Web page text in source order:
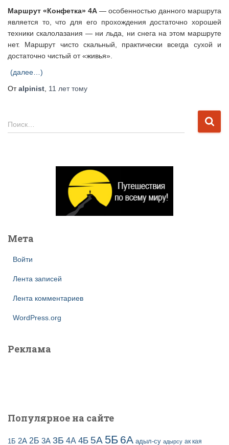
Маршрут «Конфетка» 4А — особенностью данного маршрута
является то, что для его прохождения достаточно хорошей
техники скалолазания — ни льда, ни снега на этом маршруте
нет. Маршрут чисто скальный, практически всегда сухой и
достаточно чистый от «живья».
(далее…)
Отalpinist 11 леттому
Н
а
Поиск…
Мета
Войти
Лента записей
Лента комментариев
WordPress.org
Реклама
Популярное на сайте
1Б 2А 2Б 3А 3Б 4А 4Б 5А 5Б 6А адыл-су адырсу ак кая